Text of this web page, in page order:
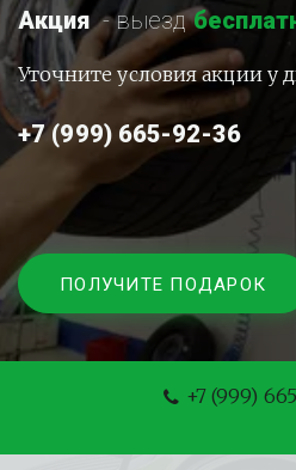
Акция - выезд
Уточните условия акции у
+7 (999) 665-92-36
ПОЛУЧИТЕ ПОДАРОК
+7 (999)